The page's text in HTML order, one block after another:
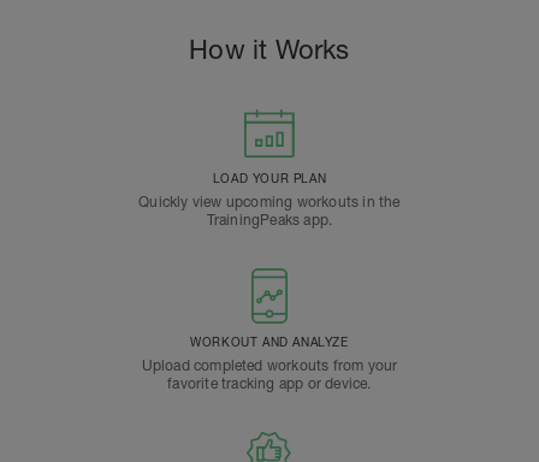
How it Works
LOAD YOUR PLAN
Quickly view upcoming workouts in the
TrainingPeaks app.
WORKOUT AND ANALYZE
Upload completed workouts from your
favorite tracking app or device.